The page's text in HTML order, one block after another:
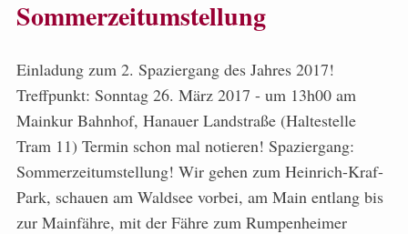
Sommerzeitumstellung
Einladung zum 2. Spaziergang des Jahres 2017!
Treffpunkt: Sonntag 26. März 2017 - um 13h00 am
Mainkur Bahnhof, Hanauer Landstraße (Haltestelle
Tram 11) Termin schon mal notieren! Spaziergang:
Sommerzeitumstellung! Wir gehen zum Heinrich-Kraf-
Park, schauen am Waldsee vorbei, am Main entlang bis
zur Mainfähre, mit der Fähre zum Rumpenheimer